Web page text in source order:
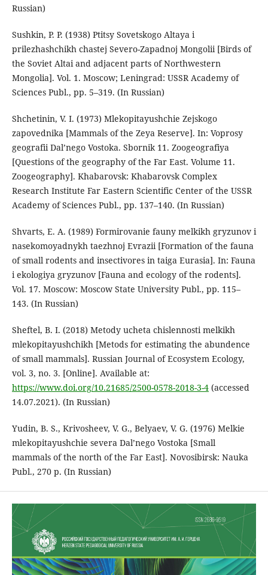
Russian)
Sushkin, P. P. (1938) Ptitsy Sovetskogo Altaya i
prilezhashchikh chastej Severo-Zapadnoj Mongolii [Birds of
the Soviet Altai and adjacent parts of Northwestern
Mongolia]. Vol. 1. Moscow; Leningrad: USSR Academy of
Sciences Publ., pp. 5–319. (In Russian)
Shchetinin, V. I. (1973) Mlekopitayushchie Zejskogo
zapovednika [Mammals of the Zeya Reserve]. In: Voprosy
geografii Dal’nego Vostoka. Sbornik 11. Zoogeografiya
[Questions of the geography of the Far East. Volume 11.
Zoogeography]. Khabarovsk: Khabarovsk Complex
Research Institute Far Eastern Scientific Center of the USSR
Academy of Sciences Publ., pp. 137–140. (In Russian)
Shvarts, E. A. (1989) Formirovanie fauny melkikh gryzunov i
nasekomoyadnykh taezhnoj Evrazii [Formation of the fauna
of small rodents and insectivores in taiga Eurasia]. In: Fauna
i ekologiya gryzunov [Fauna and ecology of the rodents].
Vol. 17. Moscow: Moscow State University Publ., pp. 115–
143. (In Russian)
Sheftel, B. I. (2018) Metody ucheta chislennosti melkikh
mlekopitayushchikh [Metods for estimating the abundence
of small mammals]. Russian Journal of Ecosystem Ecology,
vol. 3, no. 3. [Online]. Available at:
https://www.doi.org/10.21685/2500-0578-2018-3-4(accessed
14.07.2021). (In Russian)
Yudin, B. S., Krivosheev, V. G., Belyaev, V. G. (1976) Melkie
mlekopitayushchie severa Dal’nego Vostoka [Small
mammals of the north of the Far East]. Novosibirsk: Nauka
Publ., 270 p. (In Russian)